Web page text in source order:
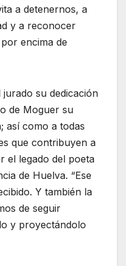
a detenernos, a
y a reconocer
encima de
su dedicación
de Moguer su
así como a todas
que contribuyen a
el legado del poeta
de Huelva. “Ese
Y también la
de seguir
y proyectándolo